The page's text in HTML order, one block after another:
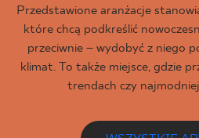
Przedstawione aranżacje
które chcą podkreślić
przeciwnie – wydobyć z niego
klimat. To także miejsce, gdzie
trendach czy